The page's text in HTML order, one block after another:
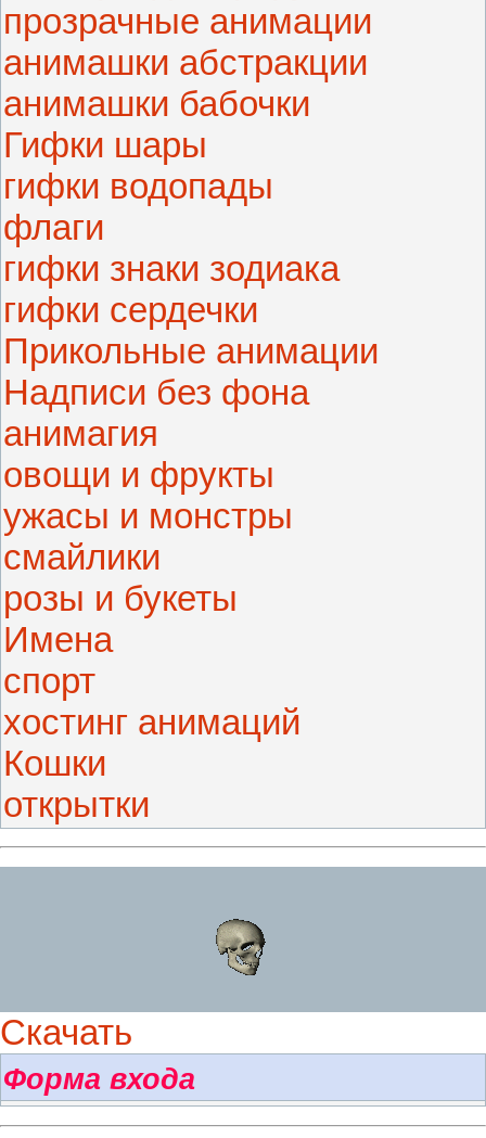
прозрачные анимации
анимашки абстракции
анимашки бабочки
Гифки шары
гифки водопады
флаги
гифки знаки зодиака
гифки сердечки
Прикольные анимации
Надписи без фона
анимагия
овощи и фрукты
ужасы и монстры
смайлики
розы и букеты
Имена
спорт
хостинг анимаций
Кошки
открытки
Скачать
Форма входа